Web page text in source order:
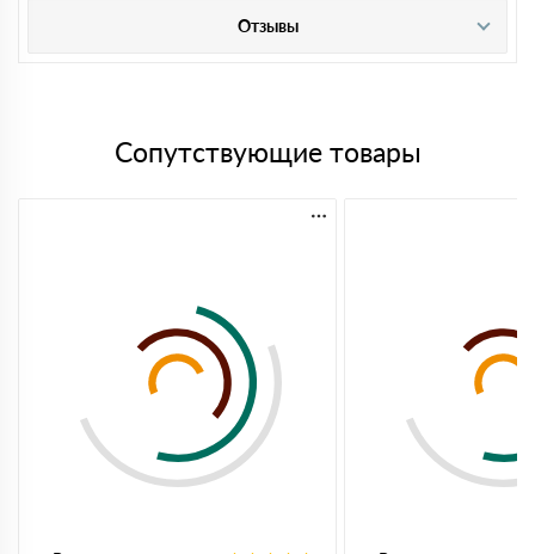
Отзывы
Сопутствующие товары